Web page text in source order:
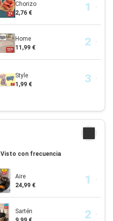
Chorizo
2,76 €
Home
11,99 €
Style
1,99 €
Visto con frecuencia
Aire
24,99 €
Sartén